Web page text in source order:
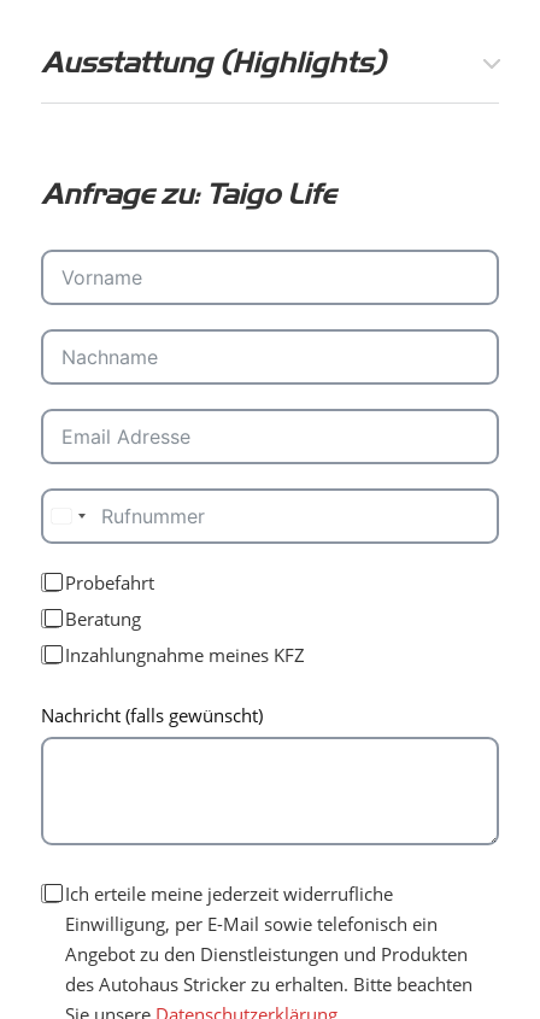
Ausstattung (Highlights)
Anfrage zu: Taigo Life
Probefahrt
Beratung
Inzahlungnahme meines KFZ
Nachricht (falls gewünscht)
Ich erteile meine jederzeit widerrufliche
Einwilligung, per E-Mail sowie telefonisch ein
Angebot zu den Dienstleistungen und Produkten
des Autohaus Stricker zu erhalten. Bitte beachten